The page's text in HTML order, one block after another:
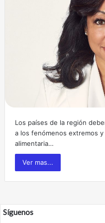
Los países de la región
a los fenómenos extremos
alimentaria…
Ver mas...
Síguenos